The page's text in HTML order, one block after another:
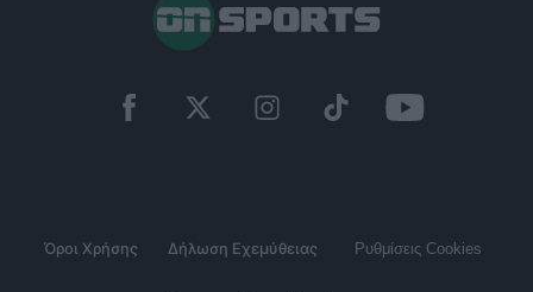
Όροι Χρήσης Δήλωση Εχεμύθειας Ρυθμίσεις Cookies